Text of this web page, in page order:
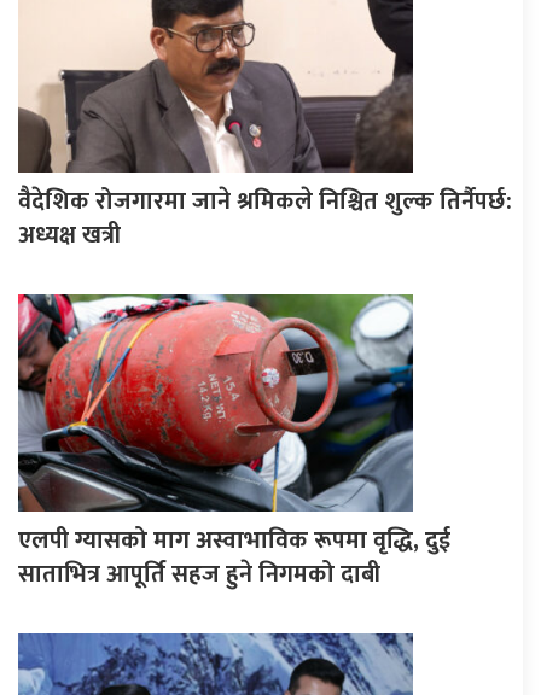
वैदेशिक रोजगारमा जाने श्रमिकले निश्चित शुल्क तिर्नैपर्छ:
अध्यक्ष खत्री
एलपी ग्यासको माग अस्वाभाविक रूपमा वृद्धि, दुई
साताभित्र आपूर्ति सहज हुने निगमको दाबी